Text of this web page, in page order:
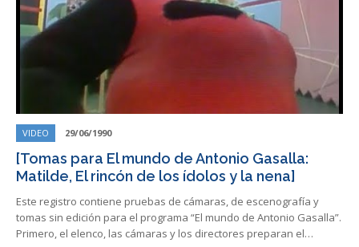
VIDEO 29/06/1990
[Tomas para El mundo de Antonio Gasalla:
Matilde, El rincón de los ídolos y la nena]
Este registro contiene pruebas de cámaras, de escenografía y
tomas sin edición para el programa “El mundo de Antonio Gasalla”.
Primero, el elenco, las cámaras y los directores preparan el…